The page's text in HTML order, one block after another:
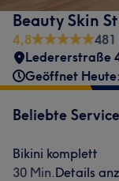
Beauty Skin
4,8
Ledererstraße
Geöffnet
Beliebte
Bikini komplett
30 Min.Details